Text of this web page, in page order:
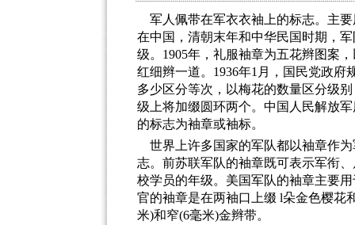
军人佩带在军衣衣袖上的标志。主
在中国，清朝末年和中华民国时期，
级。 1905年，礼服袖章为五花辫图案
红细辫一道。 1936年1 月，国民党政府
多少区分等次，以梅花的数量区分级
级上将加缀圆环两个。中国人民解放
的标志为袖章或袖标。
世界上许多国家的军队都以袖章作
志。前苏联军队的袖章既可表示军衔
校学员的年级。美国军队的袖章主要
官的袖章是在两袖口上缀 l朵金色樱花
米)和窄(6毫米)金辫带。